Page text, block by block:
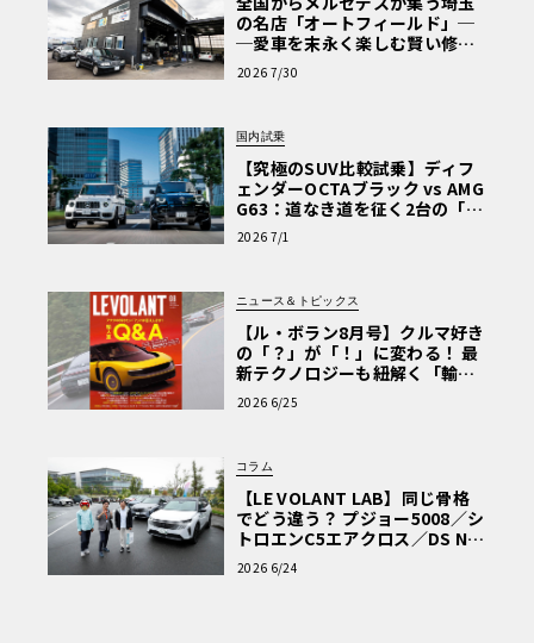
の名店「オートフィールド」─
─愛車を末永く楽しむ賢い修理
術と、プロがフックス製オイル
を選ぶ理由〈PR〉
2026 7/30
国内試乗
【究極のSUV比較試乗】ディフ
ェンダーOCTAブラック vs AMG
G63：道なき道を征く2台の「対
極的アプローチ」
2026 7/1
ニュース＆トピックス
【ル・ボラン8月号】クルマ好き
の「？」が「！」に変わる！ 最
新テクノロジーも紐解く「輸入
車Q&A」
2026 6/25
コラム
【LE VOLANT LAB】同じ骨格
でどう違う？ プジョー5008／シ
トロエンC5エアクロス／DS Nº4
読者一気乗りレポート
2026 6/24